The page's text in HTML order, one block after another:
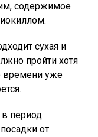
содержимое
сухая и
пройти хотя
времени уже
в период
от